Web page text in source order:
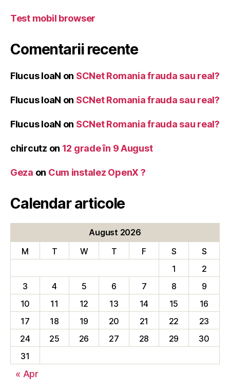
Test mobil browser
Comentarii recente
Flucus IoaN on SCNet Romania frauda sau real?
Flucus IoaN on SCNet Romania frauda sau real?
Flucus IoaN on SCNet Romania frauda sau real?
chircutz on 12 grade în 9 August
Geza on Cum instalez OpenX ?
Calendar articole
August 2026
M
T W T F S
S
1
2
3
4 5 6 7 8
9
10
11 12 13 14 15
16
17
18 19 20 21 22
23
24
25 26 27 28 29
30
31
« Apr